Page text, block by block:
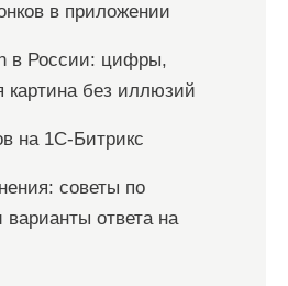
в приложении
в России: цифры,
картина без иллюзий
на 1С-Битрикс
советы по
варианты ответа на